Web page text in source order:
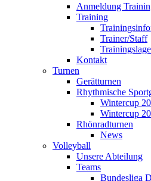
Anmeldung
Training
Trainer/Staff
Kontakt
Turnen
Gerätturnen
Rhythmische
Wintercup
Wintercup
Rhönradturnen
News
Volleyball
Unsere Abteilung
Teams
Bundesliga